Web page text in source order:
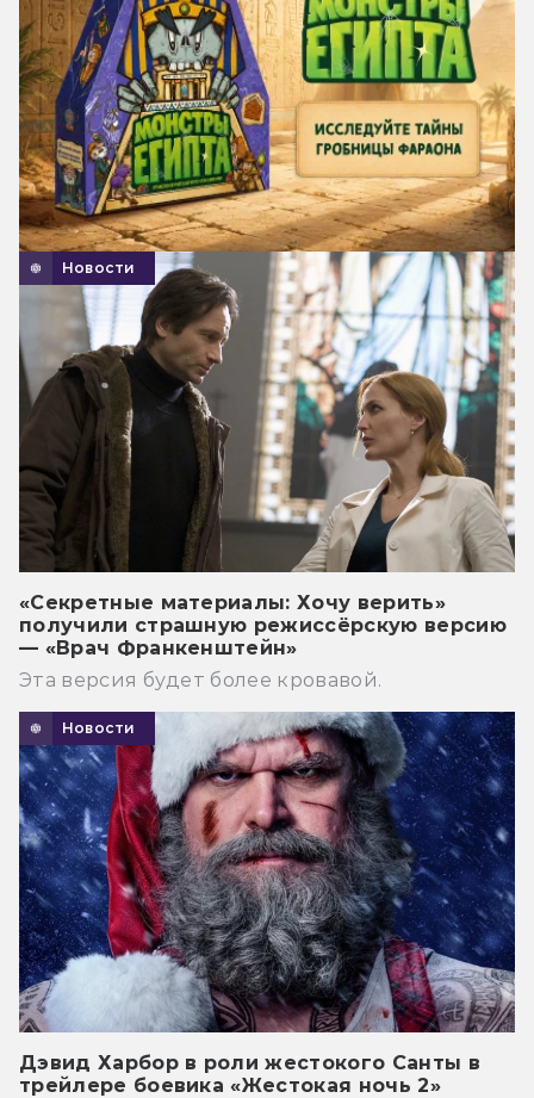
Новости
«Секретные материалы: Хочу верить»
получили страшную режиссёрскую версию
— «Врач Франкенштейн»
Эта версия будет более кровавой.
Новости
Дэвид Харбор в роли жестокого Санты в
трейлере боевика «Жестокая ночь 2»